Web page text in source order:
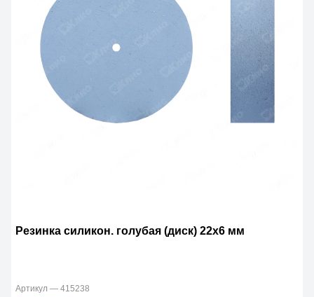
Резинка силикон. голубая (диск) 22х6 мм
Артикул — 415238